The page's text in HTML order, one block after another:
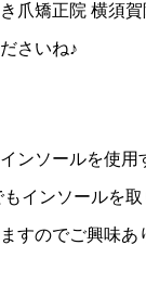
爪矯正院 横須
さいね♪
ンソールを使用
インソールを取
すのでご興味